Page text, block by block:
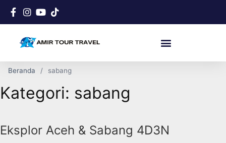
Beranda sabang
Kategori: sabang
Eksplor Aceh & Sabang 4D3N